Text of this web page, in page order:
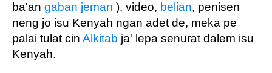
ba'an gaban jeman ), video, belian, penisen
neng jo isu Kenyah ngan adet de, meka pe
palai tulat cin Alkitab ja' lepa senurat dalem isu
Kenyah.